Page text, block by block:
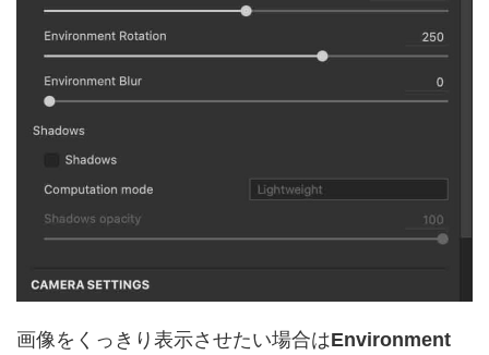
画像をくっきり表示させたい場合はEnvironment